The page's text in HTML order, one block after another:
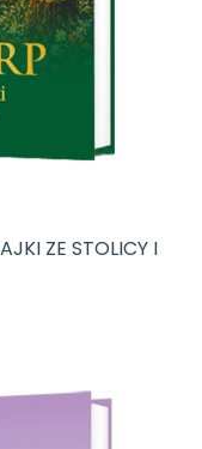
ZE STOLICY I